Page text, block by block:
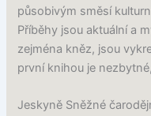
působivým směsí
Příběhy jsou aktuální a
zejména kněz, jsou
první knihou je
Jeskyně Sněžné